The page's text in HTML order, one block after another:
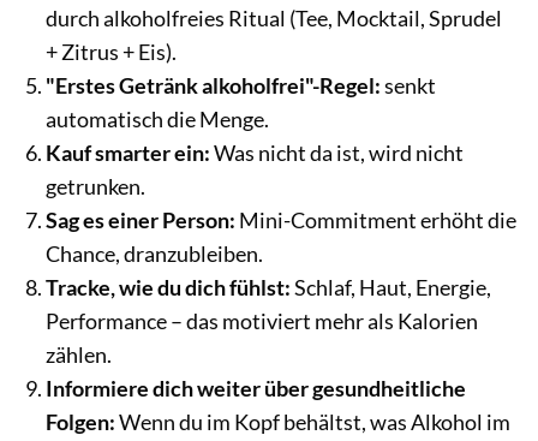
durch alkoholfreies Ritual (Tee, Mocktail, Sprudel
+ Zitrus + Eis).
"Erstes Getränk alkoholfrei"-Regel:senkt
automatisch die Menge.
Kauf smarter ein:Was nicht da ist, wird nicht
getrunken.
Sag es einer Person: Mini-Commitment erhöht die
Chance, dranzubleiben.
Tracke, wie du dich fühlst:Schlaf, Haut, Energie,
Performance – das motiviert mehr als Kalorien
zählen.
Informiere dich weiter über gesundheitliche
Folgen:Wenn du im Kopf behältst, was Alkohol im